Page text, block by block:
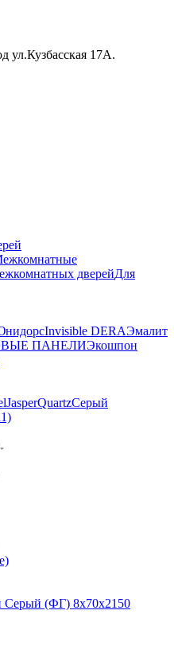
ул.Кузбасская 17А.
дверейДля
Invisible DERAЭмалит
ПАНЕЛИЭкошпон
JasperQuartzСерый
(ФГ) 8х70х2150